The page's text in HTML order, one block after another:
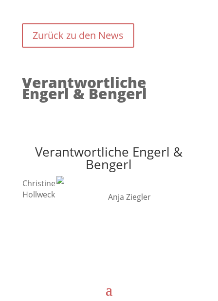
Zurück zu den News
Verantwortliche
Engerl & Bengerl
Verantwortliche Engerl &
Bengerl
Christine
Hollweck
Anja Ziegler